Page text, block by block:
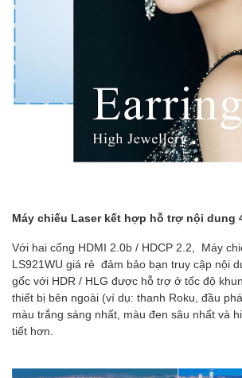
Máy chiếu Laser kết hợp hỗ trợ nội dung
Với hai cổng HDMI 2.0b / HDCP 2.2, Máy
LS921WU giá rẻ đảm bảo bạn truy cập nội
gốc với HDR / HLG được hỗ trợ ở tốc độ
thiết bị bên ngoài (ví dụ: thanh Roku, đầu
màu trắng sáng nhất, màu đen sâu nhất và
tiết hơn.